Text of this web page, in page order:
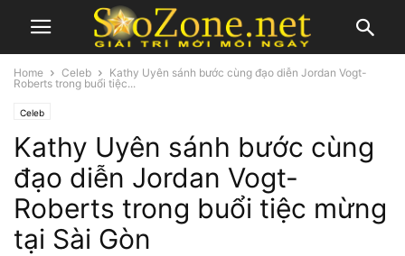
Home Celeb
Kathy Uyên sánh bước cùng đạo diễn Jordan Vogt-
Roberts trong buổi tiệc...
Celeb
Kathy Uyên sánh bước cùng
đạo diễn Jordan Vogt-
Roberts trong buổi tiệc mừng
tại Sài Gòn